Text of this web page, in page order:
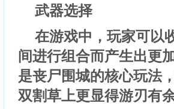
武器选择
在游戏中，玩家可以
间进行组合而产生出更
是丧尸围城的核心玩法
双割草上更显得游刃有余